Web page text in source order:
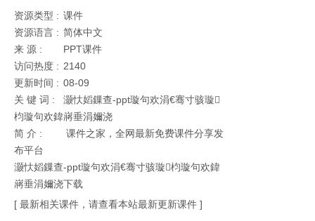
资源类型 : 课件
资源语言 : 简体中文
来 源 :
PPT课件
访问热度 : 2140
更新时间 : 08-09
关 键 词 :
灏忕嫍鏁查-ppt璇句欢涓€骞寸骇璇
枃璇句欢鍏嶈垂涓嬭浇
简 介 :
课件之家，全网最新免费课件分享发
布平台
灏忕嫍鏁查-ppt璇句欢涓€骞寸骇璇枃璇句欢鍏
嶈垂涓嬭浇下载
[ 最新相关课件，请查看本站最新更新课件 ]